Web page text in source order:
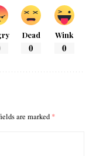
Dead
0
Wink
0
are marked *